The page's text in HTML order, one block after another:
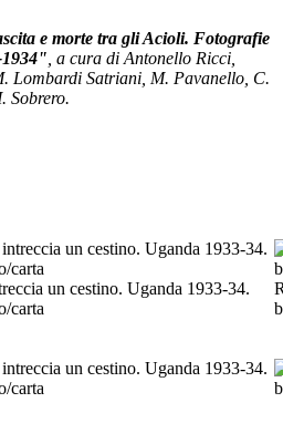
e morte tra gli Acioli. Fotografie
1934" , a cura di Antonello Ricci,
Lombardi Satriani, M. Pavanello, C.
Sobrero.
un cestino. Uganda 1933-34.
carta